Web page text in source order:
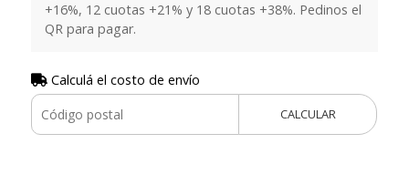
+16%, 12 cuotas +21% y 18 cuotas +38%. Pedinos el
QR para pagar.
Calculá el costo de envío
CALCULAR